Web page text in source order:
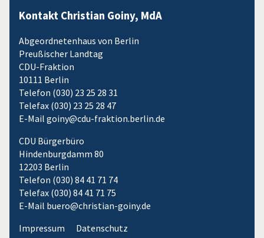
Kontakt Christian Goiny, MdA
Abgeordnetenhaus von Berlin
Preußischer Landtag
CDU-Fraktion
10111 Berlin
Telefon (030) 23 25 28 31
Telefax (030) 23 25 28 47
E-Mail goiny@cdu-fraktion.berlin.de
CDU Bürgerbüro
Hindenburgdamm 80
12203 Berlin
Telefon (030) 84 41 71 74
Telefax (030) 84 41 71 75
E-Mail buero@christian-goiny.de
Impressum
Datenschutz